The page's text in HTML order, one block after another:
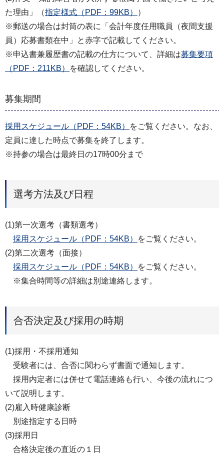
た理由」（指定様式（PDF：99KB）
）
※郵送の場合は封筒の表に「会計年度任用職員（夜間支援
員）応募書類在中」と赤字で記載してください。
※申込書兼履歴書の記載の仕方について、詳細は募集要項
（PDF：211KB）
を確認してください。
募集期間
採用スケジュール（PDF：54KB）
をご覧ください。なお、
定員に達した時点で募集を終了します。
※持参の場合は最終日の17時00分まで
選考方法及び日程
(1)第一次選考（書類選考）
採用スケジュール（PDF：54KB）
をご覧ください。
(2)第二次選考（面接）
採用スケジュール（PDF：54KB）
をご覧ください。
※集合時間等の詳細は別途連絡します。
合否決定及び採用の時期
(1)採用・不採用通知
受験者には、合否に関わらず書面で通知します。
採用内定者には併せて電話連絡も行い、今後の流れにつ
いて説明します。
(2)雇入時健康診断
別途指定する日時
(3)採用日
合格決定後の直近の１日